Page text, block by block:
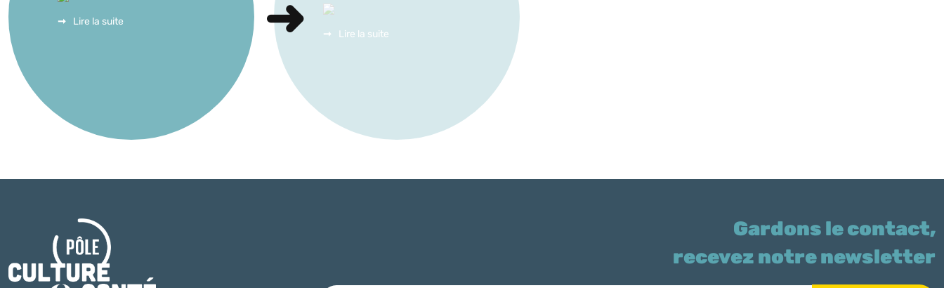
Lire la suite
Lire la suite
Gardons le contact,
recevez notre newsletter